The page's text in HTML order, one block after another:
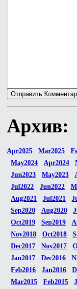
Архив:
Apr2025 Mar2025
May2024
Apr2024
Jun2023
May2023
Jul2022
Jun2022
Aug2021
Jul2021
Sep2020
Aug2020
Oct2019
Sep2019
Nov2018
Oct2018
Dec2017
Nov2017
Jan2017
Dec2016
Feb2016
Jan2016
Mar2015
Feb2015